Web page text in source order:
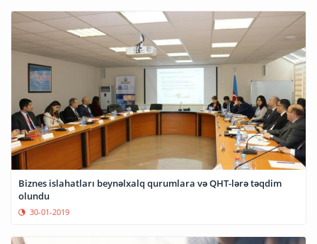
Biznes islahatları beynəlxalq qurumlara və QHT-lərə təqdim
olundu
30-01-2019